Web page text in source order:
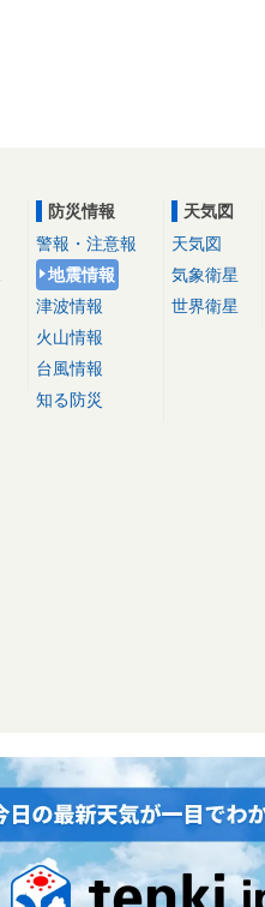
防災情報
警報・注意報
地震情報
津波情報
火山情報
台風情報
知る防災
天気図
天気図
気象衛星
世界衛星